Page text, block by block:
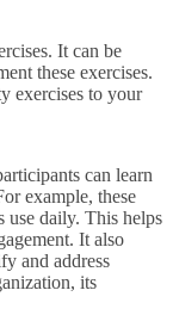
It can be
these exercises.
exercises to your
can learn
example, these
use daily. This helps
It also
and address
its